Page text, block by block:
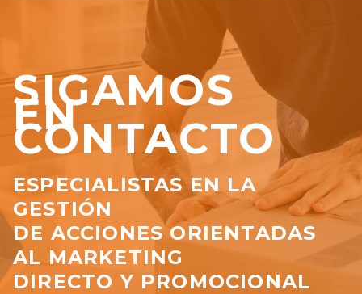
SIGAMOS
EN
CONTACTO
ESPECIALISTAS EN LA
GESTIÓN
DE ACCIONES ORIENTADAS
AL MARKETING
DIRECTO Y PROMOCIONAL